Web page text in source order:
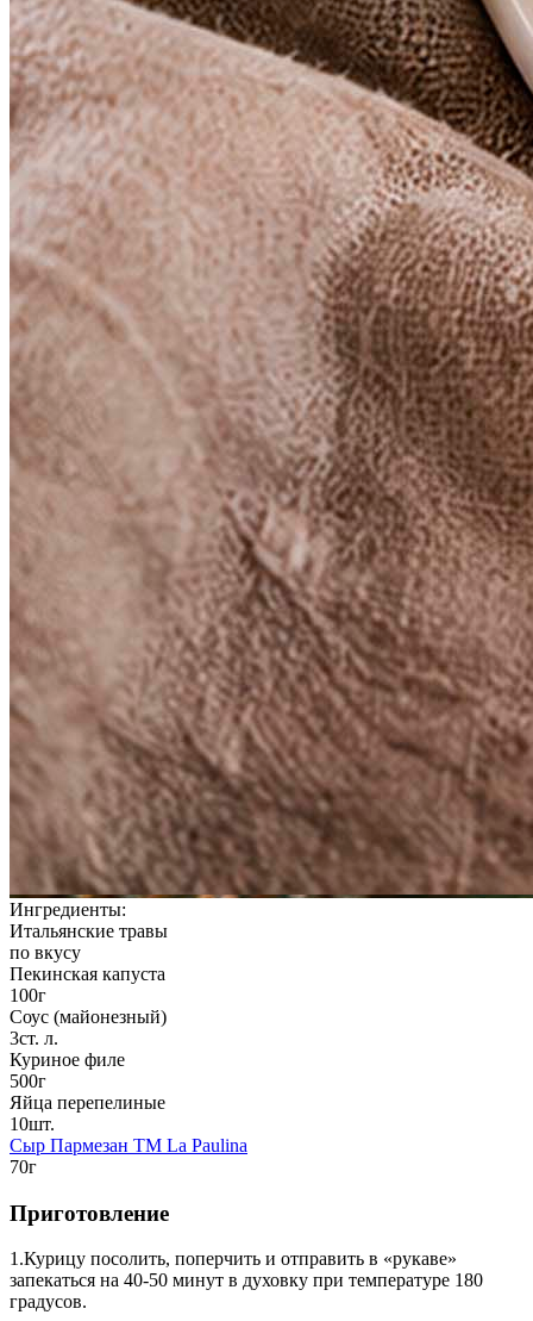
Ингредиенты:
Итальянские травы
по вкусу
Пекинская капуста
100г
Соус (майонезный)
3ст. л.
Куриное филе
500г
Яйца перепелиные
10шт.
Сыр Пармезан TM La Paulina
70г
Приготовление
1.Курицу посолить, поперчить и отправить в «рукаве»
запекаться на 40-50 минут в духовку при температуре 180
градусов.